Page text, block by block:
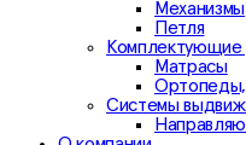
Механизмы
Петля
Комплектующие
Матрасы
Системы